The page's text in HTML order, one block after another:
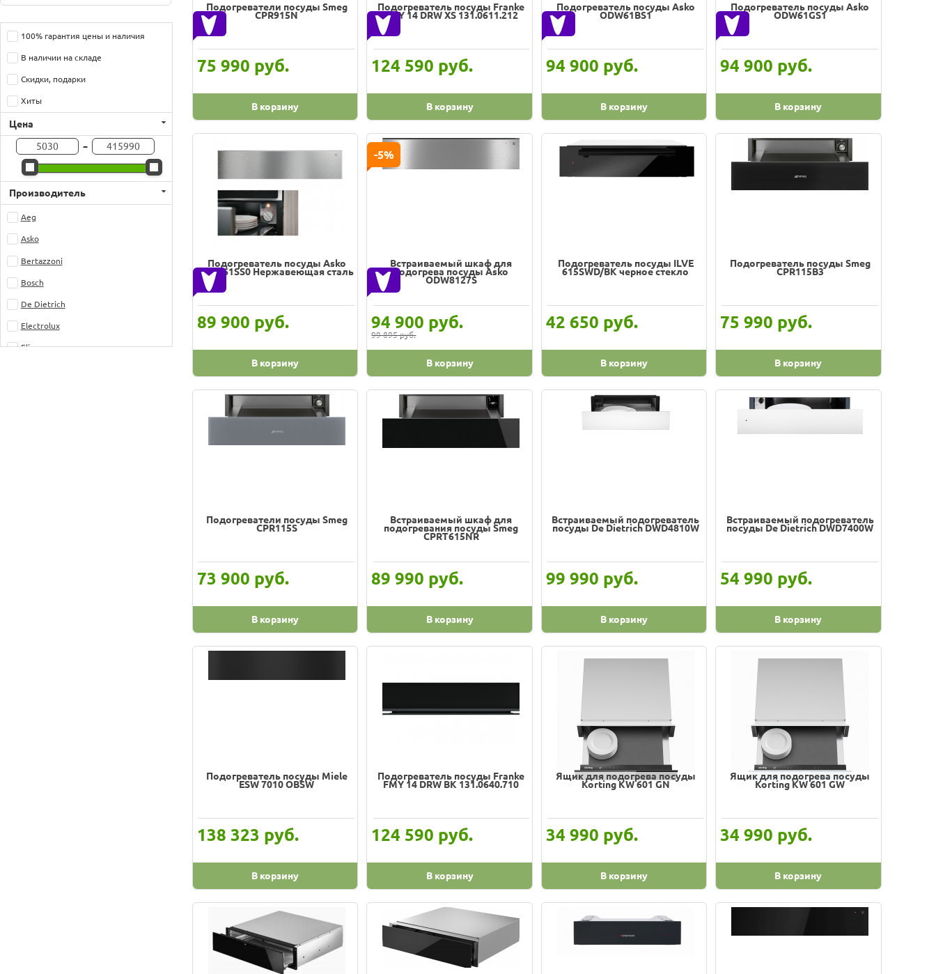
100% гарантия цены и наличия
В наличии на складе
Скидки, подарки
Хиты
Цена
-
Производитель
Aeg
Asko
Bertazzoni
Bosch
De Dietrich
Electrolux
Elica_
Подогреватели посуды Smeg
CPR915N
75 990 руб.
В корзину
Подогреватель посуды Franke
FMY 14 DRW XS 131.0611.212
124 590 руб.
В корзину
Подогреватель посуды Asko
ODW61BS1
94 900 руб.
В корзину
Подогреватель посуды Asko
ODW61GS1
94 900 руб.
В корзину
Подогреватель посуды Asko
ODW61SS0 Нержавеющая сталь
89 900 руб.
В корзину
Встраиваемый шкаф для
подогрева посуды Asko
ODW8127S
94 900 руб.
99 895 руб.
-5%
В корзину
Подогреватель посуды ILVE
615SWD/BK черное стекло
42 650 руб.
В корзину
Подогреватель посуды Smeg
CPR115B3
75 990 руб.
В корзину
Подогреватели посуды Smeg
CPR115S
73 900 руб.
В корзину
Встраиваемый шкаф для
подогревания посуды Smeg
CPRT615NR
89 990 руб.
В корзину
Встраиваемый подогреватель
посуды De Dietrich DWD4810W
99 990 руб.
В корзину
Встраиваемый подогреватель
посуды De Dietrich DWD7400W
54 990 руб.
В корзину
Подогреватель посуды Miele
ESW 7010 OBSW
138 323 руб.
В корзину
Подогреватель посуды Franke
FMY 14 DRW BK 131.0640.710
124 590 руб.
В корзину
Ящик для подогрева посуды
Korting KW 601 GN
34 990 руб.
В корзину
Ящик для подогрева посуды
Korting KW 601 GW
34 990 руб.
В корзину